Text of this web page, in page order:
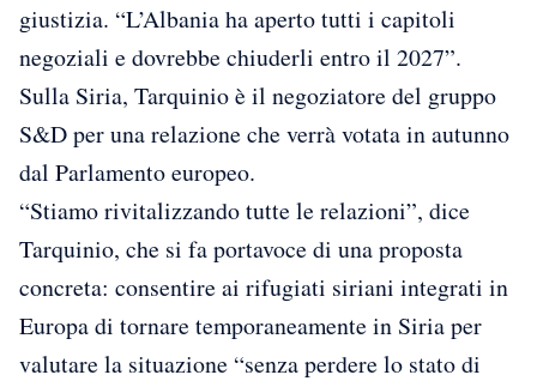
giustizia. “L’Albania ha aperto tutti i capitoli
negoziali e dovrebbe chiuderli entro il 2027”.
Sulla Siria, Tarquinio è il negoziatore del gruppo
S&D per una relazione che verrà votata in autunno
dal Parlamento europeo.
“Stiamo rivitalizzando tutte le relazioni”, dice
Tarquinio, che si fa portavoce di una proposta
concreta: consentire ai rifugiati siriani integrati in
Europa di tornare temporaneamente in Siria per
valutare la situazione “senza perdere lo stato di